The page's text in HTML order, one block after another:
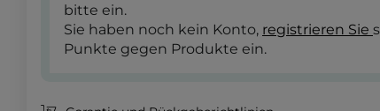
bitte ein.
Sie haben noch kein Konto, registrieren Sie
Punkte gegen Produkte ein.